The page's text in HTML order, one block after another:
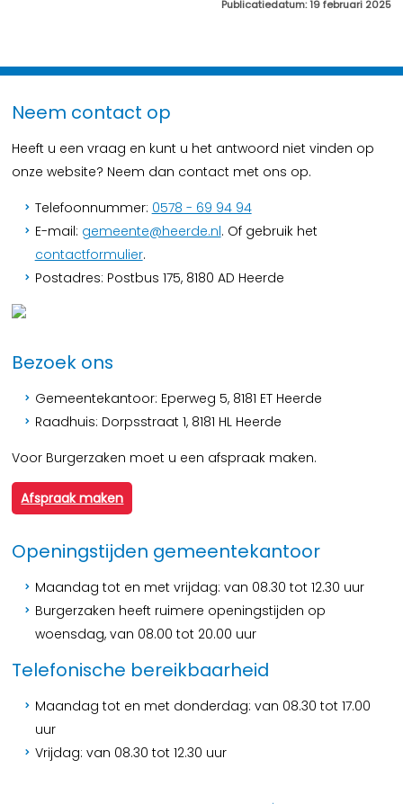
Publicatiedatum: 19 februari 2025
Neem contact op
Heeft u een vraag en kunt u het antwoord niet vinden op
onze website? Neem dan contact met ons op.
Telefoonnummer: 0578 - 69 94 94
E-mail: gemeente@heerde.nl. Of gebruik het
contactformulier.
Postadres: Postbus 175, 8180 AD Heerde
Bezoek ons
Gemeentekantoor: Eperweg 5, 8181 ET Heerde
Raadhuis: Dorpsstraat 1, 8181 HL Heerde
Voor Burgerzaken moet u een afspraak maken.
Afspraak maken
Openingstijden gemeentekantoor
Maandag tot en met vrijdag: van 08.30 tot 12.30 uur
Burgerzaken heeft ruimere openingstijden op
woensdag, van 08.00 tot 20.00 uur
Telefonische bereikbaarheid
Maandag tot en met donderdag: van 08.30 tot 17.00
uur
Vrijdag: van 08.30 tot 12.30 uur